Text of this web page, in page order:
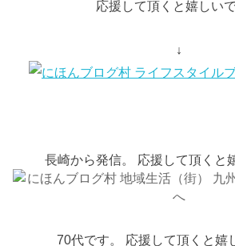
応援して頂くと嬉しいで
↓
長崎から発信。 応援して頂くと
70代です。 応援して頂くと嬉